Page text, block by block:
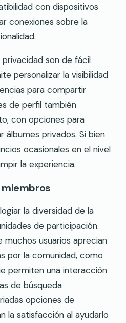
con dispositivos
conexiones sobre la
son de fácil
personalizar la visibilidad
para compartir
de perfil también
con opciones para
privados. Si bien
ocasionales en el nivel
la experiencia.
la diversidad de la
de participación.
muchos usuarios aprecian
por la comunidad, como
permiten una interacción
de búsqueda
opciones de
la satisfacción al ayudarlo